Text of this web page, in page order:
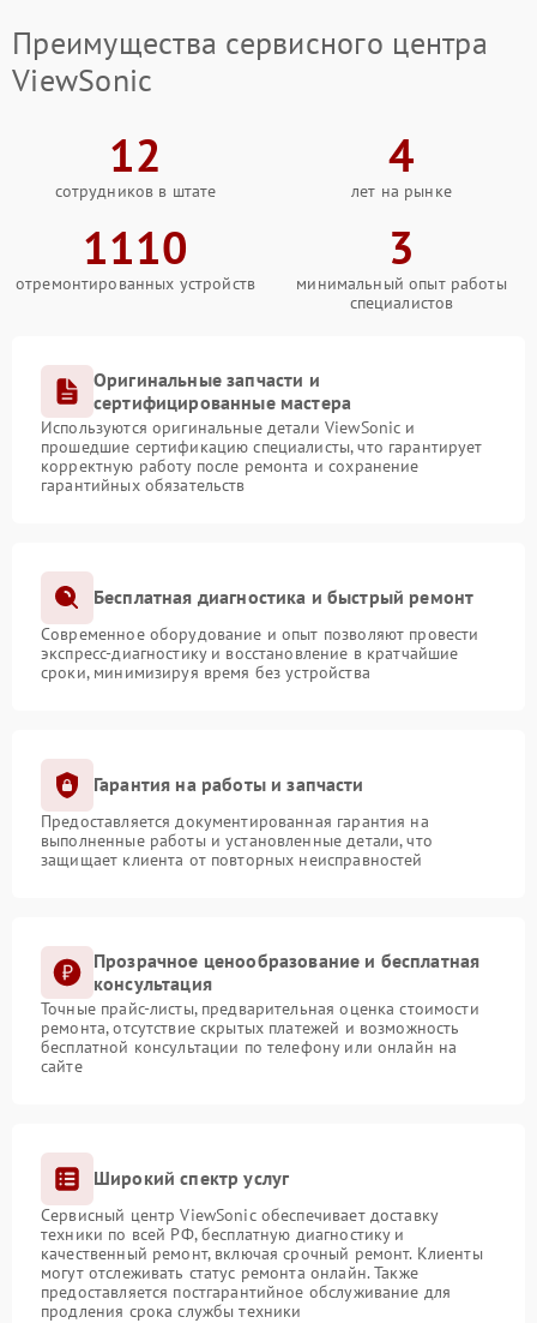
Преимущества сервисного центра
ViewSonic
12
сотрудников в штате
4
лет на рынке
1110
отремонтированных устройств
3
минимальный опыт работы
специалистов
Оригинальные запчасти и
сертифицированные мастера
Используются оригинальные детали ViewSonic и
прошедшие сертификацию специалисты, что гарантирует
корректную работу после ремонта и сохранение
гарантийных обязательств
Бесплатная диагностика и быстрый ремонт
Современное оборудование и опыт позволяют провести
экспресс-диагностику и восстановление в кратчайшие
сроки, минимизируя время без устройства
Гарантия на работы и запчасти
Предоставляется документированная гарантия на
выполненные работы и установленные детали, что
защищает клиента от повторных неисправностей
Прозрачное ценообразование и бесплатная
консультация
Точные прайс-листы, предварительная оценка стоимости
ремонта, отсутствие скрытых платежей и возможность
бесплатной консультации по телефону или онлайн на
сайте
Широкий спектр услуг
Сервисный центр ViewSonic обеспечивает доставку
техники по всей РФ, бесплатную диагностику и
качественный ремонт, включая срочный ремонт. Клиенты
могут отслеживать статус ремонта онлайн. Также
предоставляется постгарантийное обслуживание для
продления срока службы техники